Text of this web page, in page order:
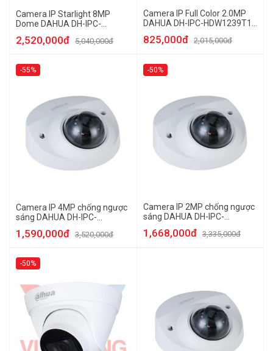
Camera IP Starlight 8MP
Dome DAHUA DH-IPC-
2,520,000đ 5,040,000đ
Camera IP Full Color 2.0MP
DAHUA DH-IPC-HDW1239T1-
825,000đ 2,015,000đ
-55%
Camera IP 4MP chống ngược
sáng DAHUA DH-IPC-
1,590,000đ 3,520,000đ
-50%
Camera IP 2MP chống ngược
sáng DAHUA DH-IPC-
1,668,000đ 3,335,000đ
-50%